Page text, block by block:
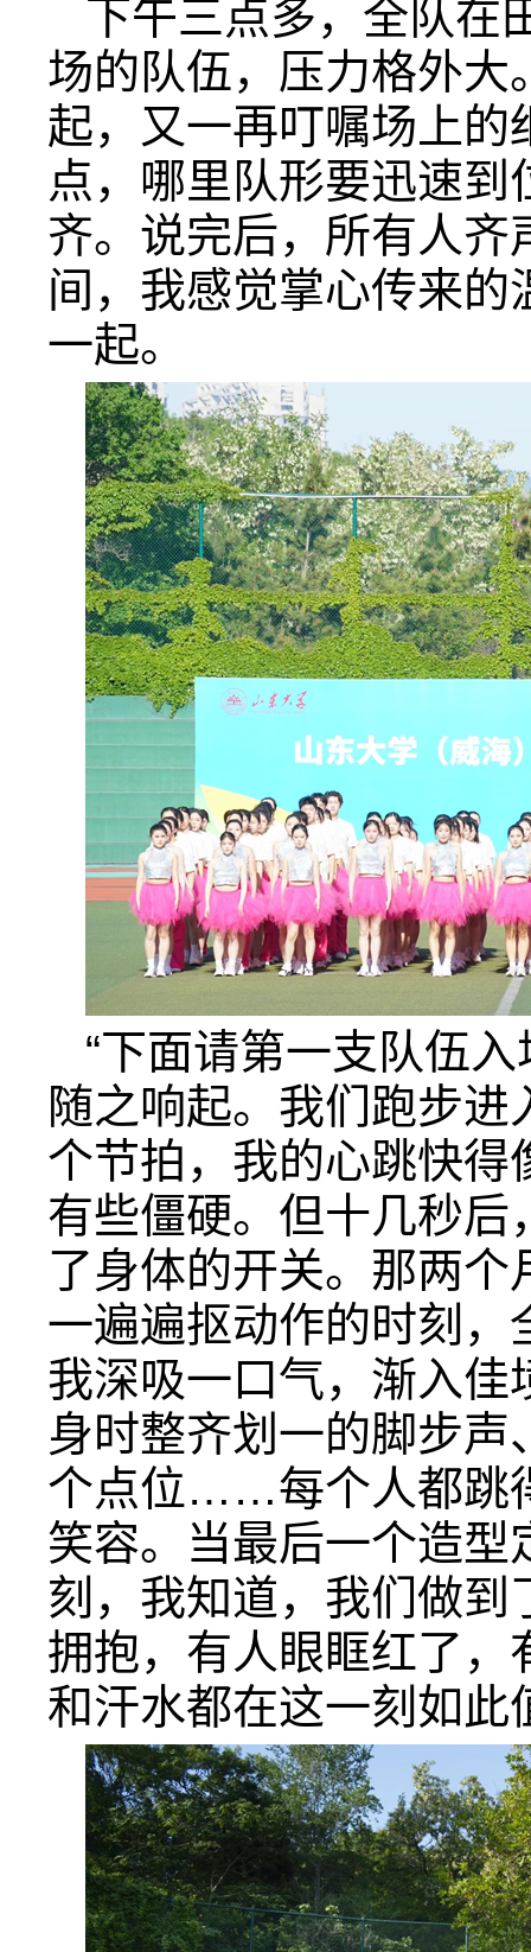
下午三点多，全队在
场的队伍，压力格外大
起，又一再叮嘱场上的
点，哪里队形要迅速
齐。说完后，所有人齐
间，我感觉掌心传来
一起。
“下面请第一支队伍
随之响起。我们跑步
个节拍，我的心跳快得
有些僵硬。但十几秒后
了身体的开关。那两
一遍遍抠动作的时刻，
我深吸一口气，渐入佳
身时整齐划一的脚步
个点位……每个人都跳
笑容。当最后一个造型
刻，我知道，我们做
拥抱，有人眼眶红了，
和汗水都在这一刻如此